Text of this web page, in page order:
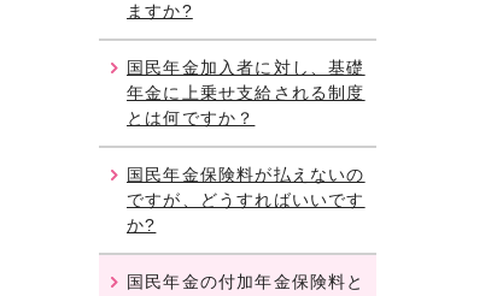
ますか?
国民年金加入者に対し、基礎
年金に上乗せ支給される制度
とは何ですか？
国民年金保険料が払えないの
ですが、どうすればいいです
か?
国民年金の付加年金保険料と